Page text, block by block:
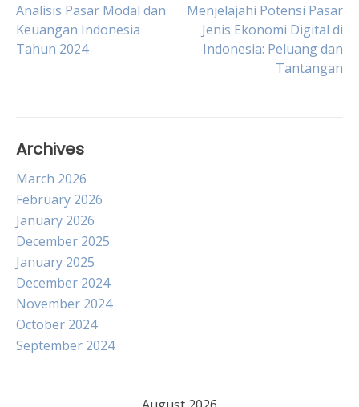
Post
navigation
Analisis Pasar Modal dan
Keuangan Indonesia
Tahun 2024
Menjelajahi Potensi Pasar
Jenis Ekonomi Digital di
Indonesia: Peluang dan
Tantangan
Archives
March 2026
February 2026
January 2026
December 2025
January 2025
December 2024
November 2024
October 2024
September 2024